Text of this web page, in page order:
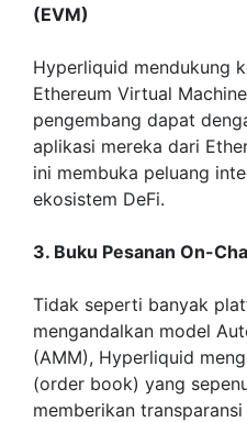
(EVM)
Hyperliquid mendukung
Ethereum Virtual
pengembang dapat
aplikasi mereka dari
ini membuka peluang
ekosistem DeFi.
3. Buku Pesanan On-
Tidak seperti banyak
mengandalkan model
(AMM), Hyperliquid
(order book) yang
memberikan